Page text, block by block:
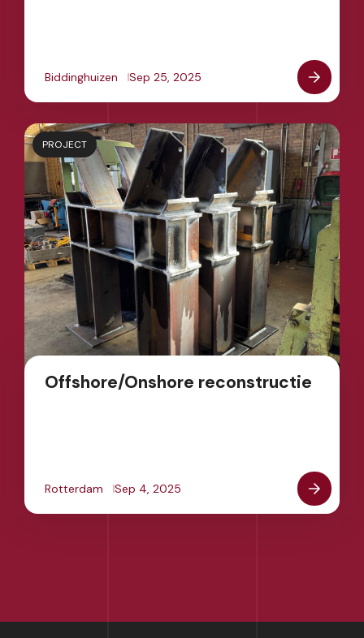
Biddinghuizen Sep 25, 2025
PROJECT
Offshore/Onshore reconstructie
Rotterdam Sep 4, 2025